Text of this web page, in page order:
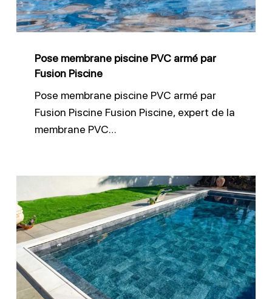
par
Fusion
Pose membrane piscine PVC armé par
Fusion Piscine
Pose membrane piscine PVC armé par
Fusion Piscine Fusion Piscine, expert de la
membrane PVC…
sur
mesure
pour
piscine